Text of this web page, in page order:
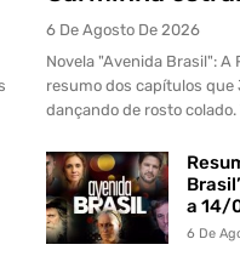
6 De Agosto De 2026
Novela "Avenida Brasil": A
resumo dos capítulos que
dançando de rosto
a 14/
6 De